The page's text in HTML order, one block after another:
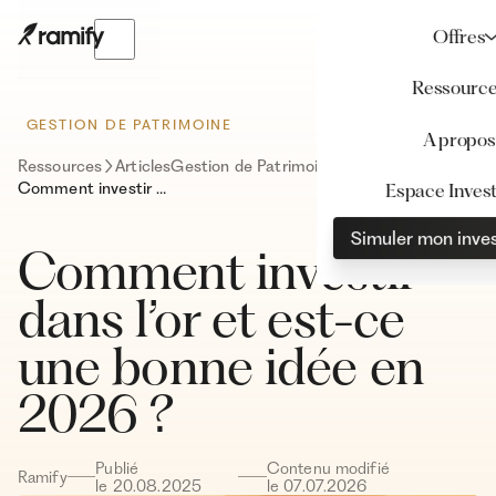
Offres
A propos
Espace
Simuler mon
GESTION DE PATRIMOINE
Ressources ArticlesGestion de Patrimoine
Comment investir dans l’or et est-ce une bonne idée en 2026 ?
Comment investir
dans l’or et est-ce
une bonne idée en
2026 ?
Ramify
Publié
le 20.08.2025
Contenu modifié
le07.07.2026